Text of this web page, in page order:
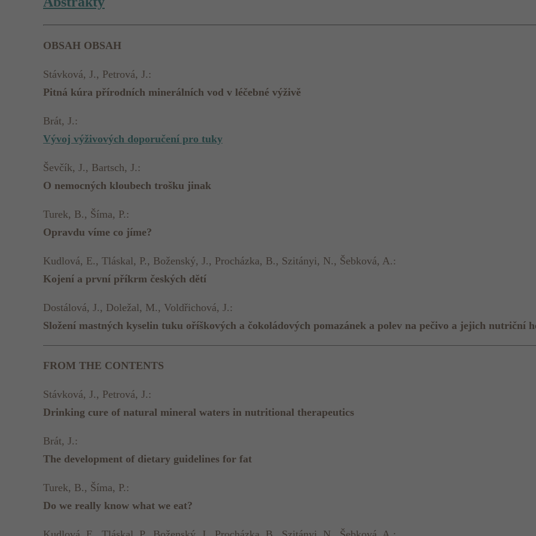
OBSAH OBSAH
Stávková, J., Petrová, J.:
Pitná kúra přírodních minerálních vod v léčebné výživě
Brát, J.:
Vývoj výživových doporučení pro tuky
Ševčík, J., Bartsch, J.:
O nemocných kloubech trošku jinak
Turek, B., Šíma, P.:
Opravdu víme co jíme?
Kudlová, E., Tláskal, P., Boženský, J., Procházka, B., Szitányi, N., Šebková, A.:
Kojení a první příkrm českých dětí
Dostálová, J., Doležal, M., Voldřichová, J.:
Složení mastných kyselin tuku oříškových a čokoládových pomazánek a polev na pečivo a jejich nutriční
FROM THE CONTENTS
Stávková, J., Petrová, J.:
Drinking cure of natural mineral waters in nutritional therapeutics
Brát, J.:
The development of dietary guidelines for fat
Turek, B., Šíma, P.:
Do we really know what we eat?